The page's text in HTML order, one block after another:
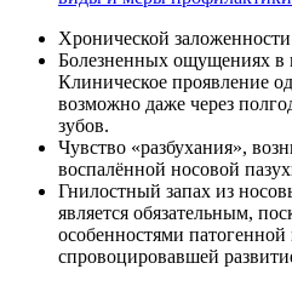
Хронической
Болезненных ощущениях в
Клиническое проявление
возможно даже через
зубов.
Чувство «разбухания»,
воспалённой носовой
Гнилостный запах из
является обязательным,
особенностями
спровоцировавшей